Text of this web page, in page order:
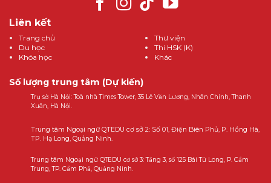
Liên kết
Trang chủ
Du học
Khóa học
Thư viện
Thi HSK (K)
Khác
Số lượng trung tâm (Dự kiến)
Trụ sở Hà Nội: Toà nhà Times Tower, 35 Lê Văn Lương, Nhân Chính, Thanh
Xuân, Hà Nội.
Trung tâm Ngoại ngữ QTEDU cơ sở 2: Số 01, Điện Biên Phủ, P. Hồng Hà,
TP. Hạ Long, Quảng Ninh.
Trung tâm Ngoại ngữ QTEDU cơ sở 3: Tầng 3, số 125 Bái Tử Long, P. Cẩm
Trung, TP. Cẩm Phả, Quảng Ninh.